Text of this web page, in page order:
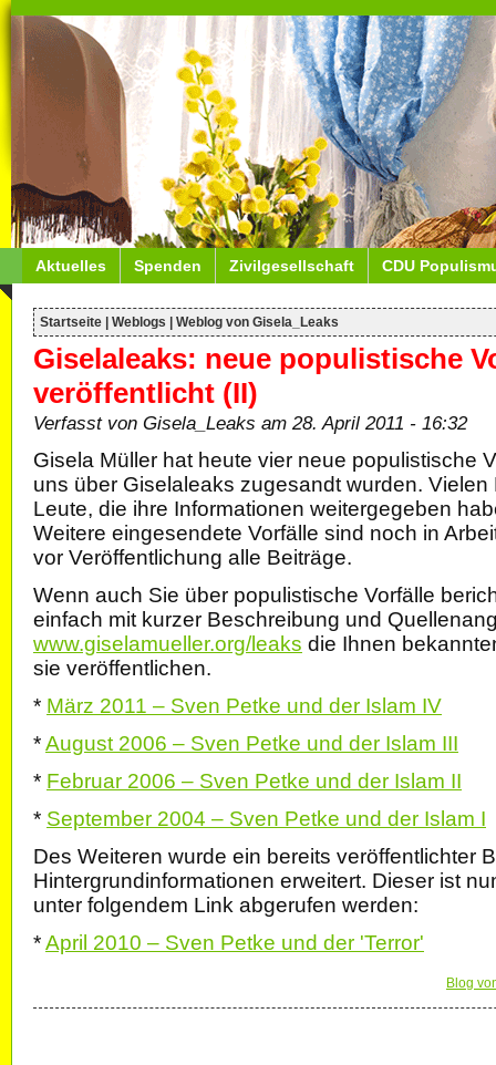
Aktuelles Spenden Zivilgesellschaft CDU
Startseite Weblogs Weblog von Gisela_Leaks
Giselaleaks: neue populistische
veröffentlicht (II)
Verfasst von Gisela_Leaks am 28. April 2011 - 16:32
Gisela Müller hat heute vier neue populistische
uns über Giselaleaks zugesandt wurden.
Leute, die ihre Informationen weitergegeben
Weitere eingesendete Vorfälle sind noch in
vor Veröffentlichung alle Beiträge.
Wenn auch Sie über populistische Vorfälle
einfach mit kurzer Beschreibung und
www.giselamueller.org/leaks die Ihnen
sie veröffentlichen.
* März 2011 – Sven Petke und der Islam IV
*August 2006 – Sven Petke und der Islam III
* Februar 2006 – Sven Petke und der Islam II
* September 2004 – Sven Petke und der Islam I
Des Weiteren wurde ein bereits veröffentlichter
Hintergrundinformationen erweitert. Dieser ist
unter folgendem Link abgerufen werden:
*April 2010 – Sven Petke und der 'Terror'
Blog